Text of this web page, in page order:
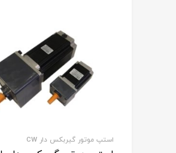
استپ موتور گیربکس دار CW